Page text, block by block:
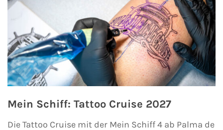
Mein Schiff: Tattoo Cruise 2027
Die Tattoo Cruise mit der Mein Schiff 4 ab Palma de